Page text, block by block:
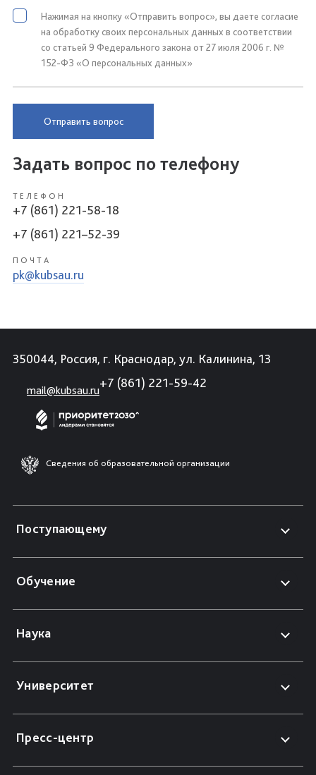
Нажимая на кнопку «Отправить вопрос», вы даете согласие
на обработку своих персональных данных в соответствии
со статьей 9 Федерального закона от 27 июля 2006 г. №
152-ФЗ «О персональных данных»
Отправить вопрос
Задать вопрос по телефону
ТЕЛЕФОН
+7 (861) 221-58-18
+7 (861) 221–52-39
ПОЧТА
pk@kubsau.ru
350044, Россия, г. Краснодар, ул. Калинина, 13
mail@kubsau.ru
+7 (861) 221-59-42
Сведения об образовательной организации
Поступающему
Обучение
Наука
Университет
Пресс-центр